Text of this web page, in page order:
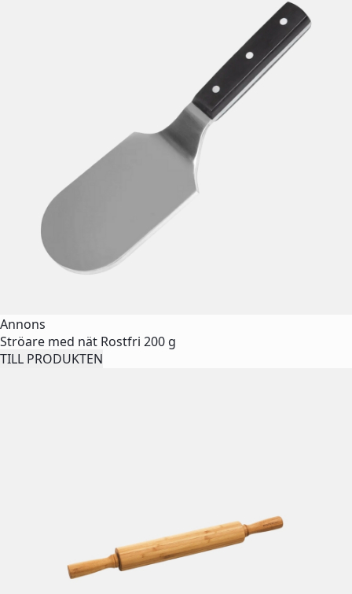
Annons
Ströare med nät Rostfri 200 g
TILL PRODUKTEN